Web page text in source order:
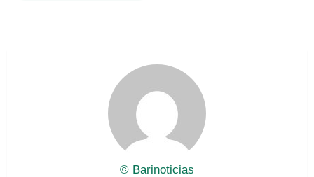
© Barinoticias